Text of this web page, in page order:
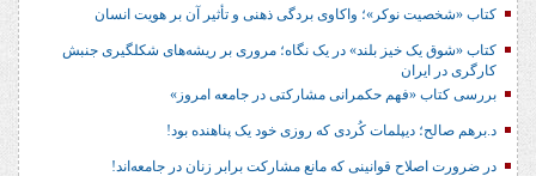
کتاب «شخصیت نوکر»؛ واکاوی بردگی ذهنی و تأثیر آن بر هویت انسان
کتاب «شوق یک خیز بلند» در یک نگاه؛ مروری بر ریشه‌های شکل‎گیری جنبش
کارگری در ایران
بررسی کتاب «فهم حکمرانی مشارکتی در جامعه امروز»
د.برهم صالح؛ دیپلمات کُردی که روزی خود یک پناهنده بود!
در ضرورت اصلاح قوانینی که مانع مشارکت برابر زنان در جامعه‌اند!